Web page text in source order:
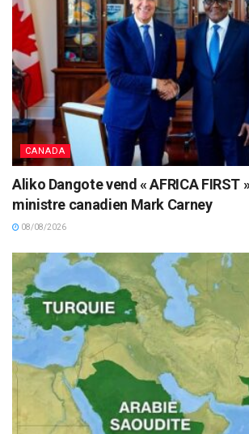
CANADA
Aliko Dangote vend « AFRICA FIRST
ministre canadien Mark Carney
08/08/2026